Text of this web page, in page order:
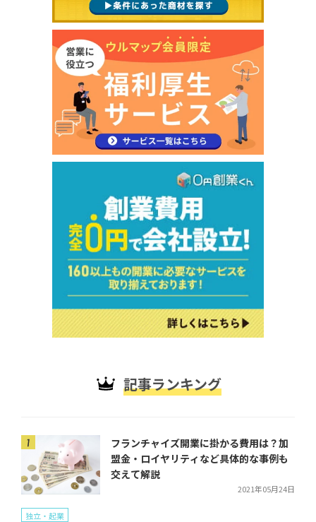
記事ランキング
フランチャイズ開業に掛かる費用は？加
盟金・ロイヤリティなど具体的な事例も
交えて解説
2021年05月24日
独立・起業